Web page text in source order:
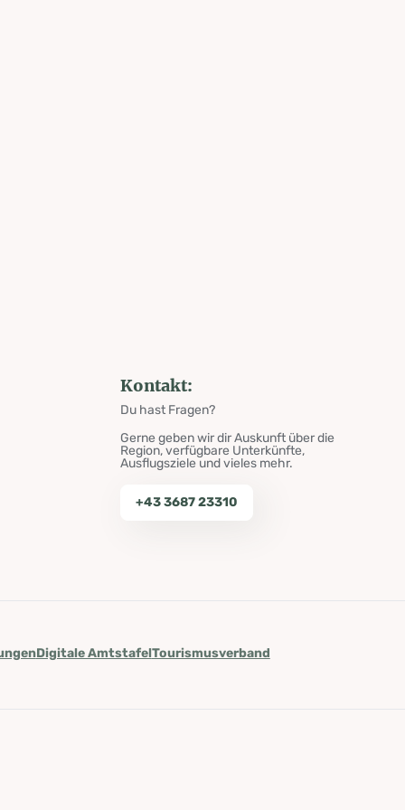
Kontakt:
Du hast Fragen?
Gerne geben wir dir Auskunft über die
Region, verfügbare Unterkünfte,
Ausflugsziele und vieles mehr.
+43 3687 23310
Digitale AmtstafelTourismusverband